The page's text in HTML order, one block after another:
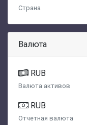
Страна
Валюта
RUB
Валюта активов
RUB
Отчетная валюта